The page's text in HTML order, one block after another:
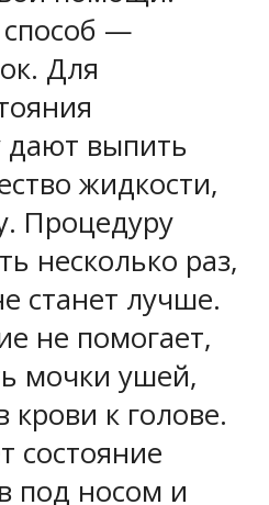
—
Для
дают выпить
жидкости,
Процедуру
несколько раз,
станет лучше.
не помогает,
мочки ушей,
к голове.
состояние
под носом и